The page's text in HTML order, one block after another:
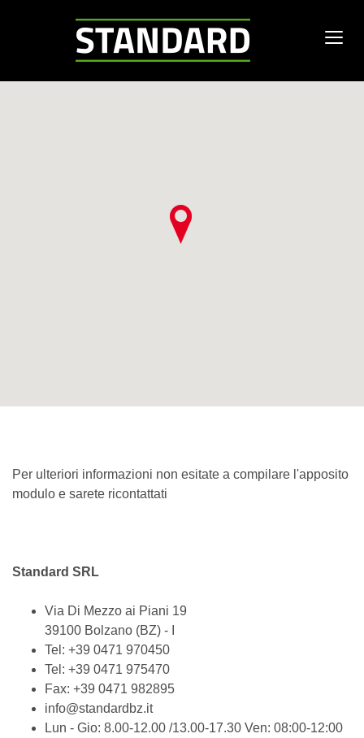
Per ulteriori informazioni non esitate a compilare l'apposito
modulo e sarete ricontattati
Standard SRL
Via Di Mezzo ai Piani 19
39100 Bolzano (BZ) - I
Tel: +39 0471 970450
Tel: +39 0471 975470
Fax: +39 0471 982895
info@standardbz.it
Lun - Gio: 8.00-12.00 /13.00-17.30 Ven: 08:00-12:00